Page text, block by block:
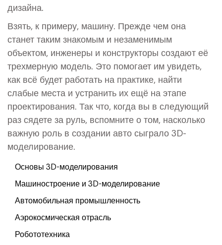
дизайна.
Взять, к примеру, машину. Прежде чем она
станет таким знакомым и незаменимым
объектом, инженеры и конструкторы создают её
трехмерную модель. Это помогает им увидеть,
как всё будет работать на практике, найти
слабые места и устранить их ещё на этапе
проектирования. Так что, когда вы в следующий
раз сядете за руль, вспомните о том, насколько
важную роль в создании авто сыграло 3D-
моделирование.
Основы 3D-моделирования
Машиностроение и 3D-моделирование
Автомобильная промышленность
Аэрокосмическая отрасль
Робототехника